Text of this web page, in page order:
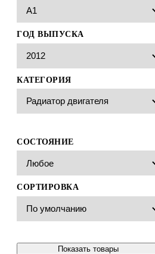
ГОД ВЫПУСКА
КАТЕГОРИЯ
СОСТОЯНИЕ
СОРТИРОВКА
Показать товары